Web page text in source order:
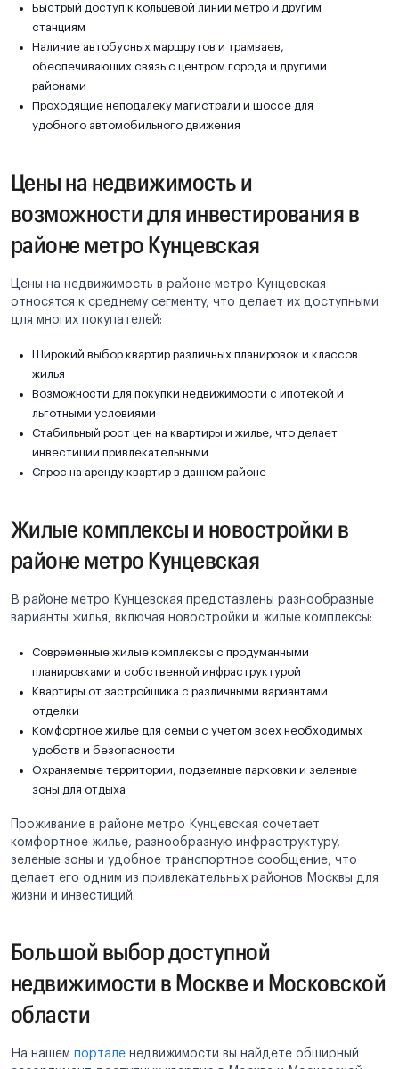
Быстрый доступ к кольцевой линии метро и другим
станциям
Наличие автобусных маршрутов и трамваев,
обеспечивающих связь с центром города и другими
районами
Проходящие неподалеку магистрали и шоссе для
удобного автомобильного движения
Цены на недвижимость и
возможности для инвестирования в
районе метро Кунцевская
Цены на недвижимость в районе метро Кунцевская
относятся к среднему сегменту, что делает их доступными
для многих покупателей:
Широкий выбор квартир различных планировок и классов
жилья
Возможности для покупки недвижимости с ипотекой и
льготными условиями
Стабильный рост цен на квартиры и жилье, что делает
инвестиции привлекательными
Спрос на аренду квартир в данном районе
Жилые комплексы и новостройки в
районе метро Кунцевская
В районе метро Кунцевская представлены разнообразные
варианты жилья, включая новостройки и жилые комплексы:
Современные жилые комплексы с продуманными
планировками и собственной инфраструктурой
Квартиры от застройщика с различными вариантами
отделки
Комфортное жилье для семьи с учетом всех необходимых
удобств и безопасности
Охраняемые территории, подземные парковки и зеленые
зоны для отдыха
Проживание в районе метро Кунцевская сочетает
комфортное жилье, разнообразную инфраструктуру,
зеленые зоны и удобное транспортное сообщение, что
делает его одним из привлекательных районов Москвы для
жизни и инвестиций.
Большой выбор доступной
недвижимости в Москве и Московской
области
На нашем портале недвижимости вы найдете обширный